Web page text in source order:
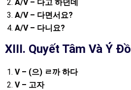
A/V – 다고 하던데
A/V – 다면서요?
A/V – 다니요?
XIII. Quyết Tâm Và Ý Đồ
V – (으) ㄹ까 하다
V – 고자